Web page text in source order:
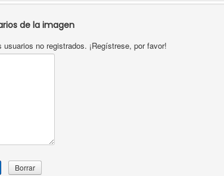
de la imagen
no registrados. ¡Regístrese, por favor!